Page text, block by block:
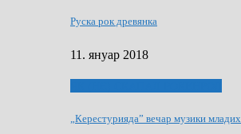
Руска рок древянка
11. януар 2018
„Керестурияда” вечар музики младих